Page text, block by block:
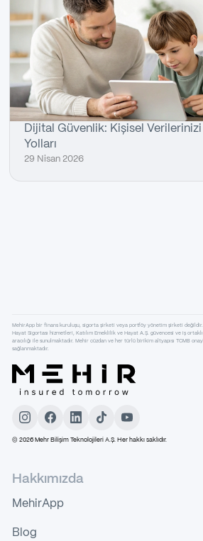
Dijital Güvenlik: Kişisel Verilerinizi
Yolları
29 Nisan 2026
© 2026Mehr Bilişim Teknolojileri A.Ş. Her hakkı saklıdır.
Hakkımızda
MehirApp
Blog
MehirApp bir finans kuruluşu, sigorta şirketi veya portföy yönetim şirketi
Hayat Sigortası hizmetleri, Katılım Emeklilik ve Hayat A.Ş. güvencesi ve iş
aracılığı ile sunulmaktadır. Mehir cüzdan ve her türlü birikim altyapısı TCMB
sağlanmaktadır.